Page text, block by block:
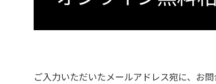
ご入力いただいたメールアドレス宛に、お